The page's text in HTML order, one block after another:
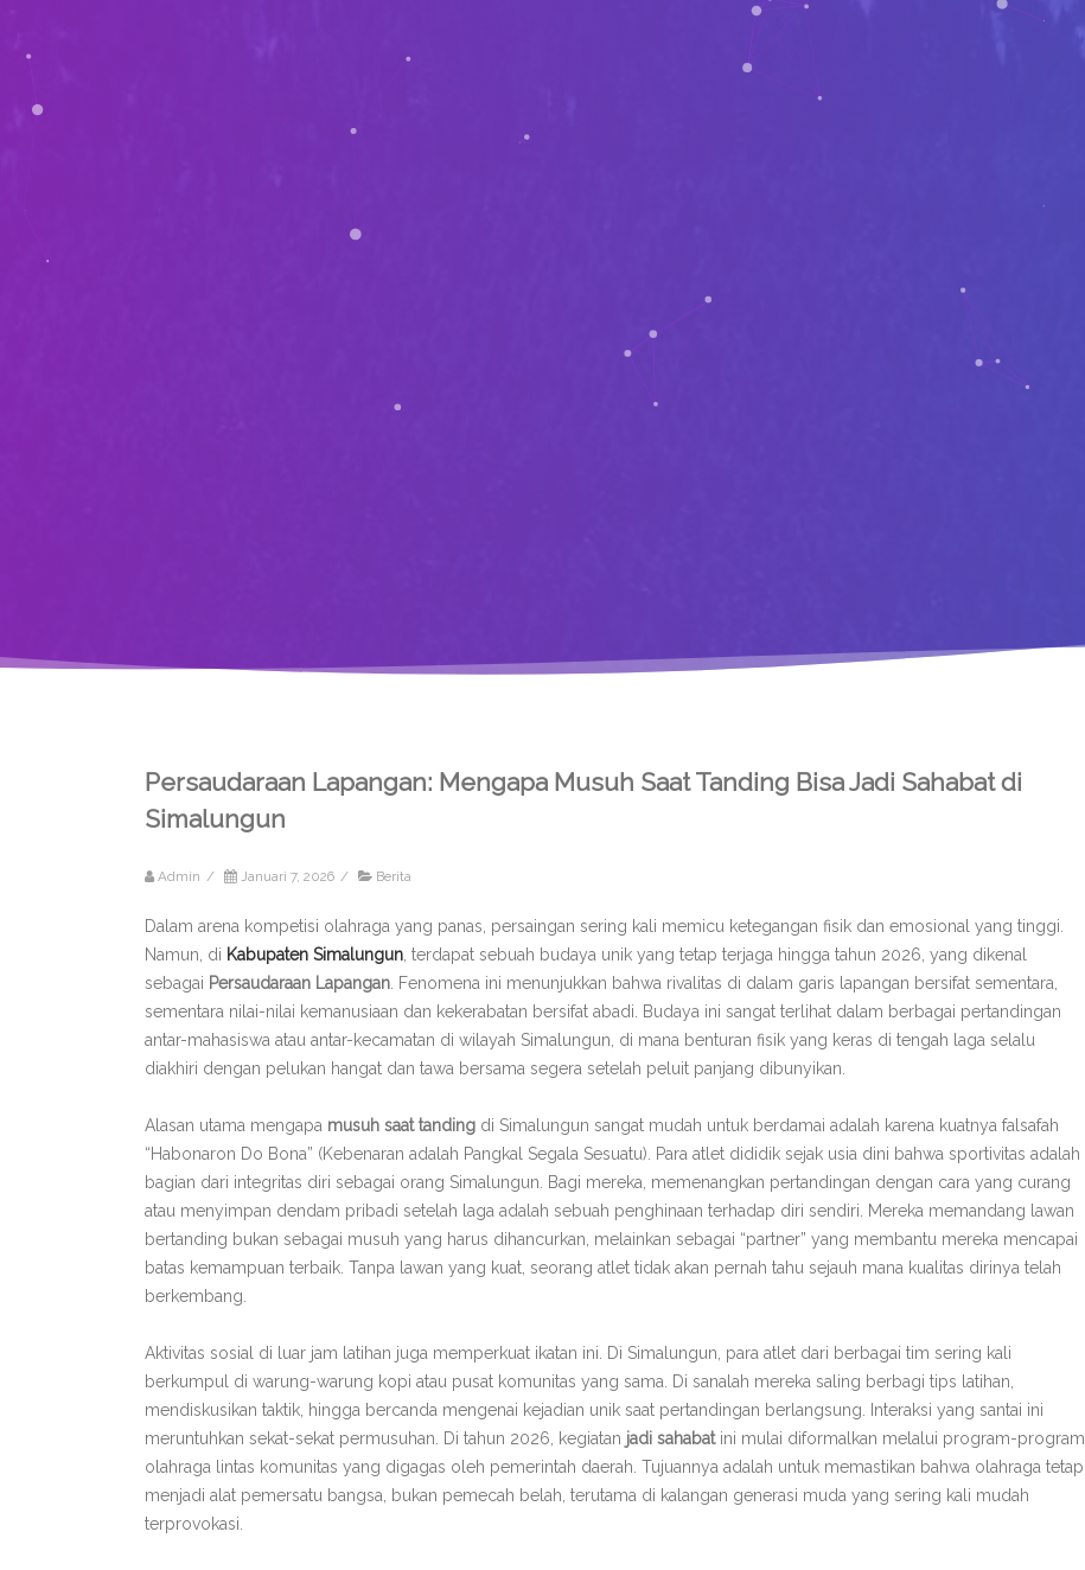
Persaudaraan Lapangan: Mengapa Musuh Saat Tanding Bisa Jadi Sahabat di
Simalungun
Admin / Januari 7, 2026 / Berita
Dalam arena kompetisi olahraga yang panas, persaingan sering kali memicu ketegangan fisik dan emosional yang tinggi.
Namun, di Kabupaten Simalungun , terdapat sebuah budaya unik yang tetap terjaga hingga tahun 2026, yang dikenal
sebagai Persaudaraan Lapangan . Fenomena ini menunjukkan bahwa rivalitas di dalam garis lapangan bersifat sementara,
sementara nilai-nilai kemanusiaan dan kekerabatan bersifat abadi. Budaya ini sangat terlihat dalam berbagai pertandingan
antar-mahasiswa atau antar-kecamatan di wilayah Simalungun, di mana benturan fisik yang keras di tengah laga selalu
diakhiri dengan pelukan hangat dan tawa bersama segera setelah peluit panjang dibunyikan.
Alasan utama mengapa musuh saat tanding di Simalungun sangat mudah untuk berdamai adalah karena kuatnya falsafah
“Habonaron Do Bona” (Kebenaran adalah Pangkal Segala Sesuatu). Para atlet dididik sejak usia dini bahwa sportivitas adalah
bagian dari integritas diri sebagai orang Simalungun. Bagi mereka, memenangkan pertandingan dengan cara yang curang
atau menyimpan dendam pribadi setelah laga adalah sebuah penghinaan terhadap diri sendiri. Mereka memandang lawan
bertanding bukan sebagai musuh yang harus dihancurkan, melainkan sebagai “partner” yang membantu mereka mencapai
batas kemampuan terbaik. Tanpa lawan yang kuat, seorang atlet tidak akan pernah tahu sejauh mana kualitas dirinya telah
berkembang.
Aktivitas sosial di luar jam latihan juga memperkuat ikatan ini. Di Simalungun, para atlet dari berbagai tim sering kali
berkumpul di warung-warung kopi atau pusat komunitas yang sama. Di sanalah mereka saling berbagi tips latihan,
mendiskusikan taktik, hingga bercanda mengenai kejadian unik saat pertandingan berlangsung. Interaksi yang santai ini
meruntuhkan sekat-sekat permusuhan. Di tahun 2026, kegiatan jadi sahabatini mulai diformalkan melalui program-program
olahraga lintas komunitas yang digagas oleh pemerintah daerah. Tujuannya adalah untuk memastikan bahwa olahraga tetap
menjadi alat pemersatu bangsa, bukan pemecah belah, terutama di kalangan generasi muda yang sering kali mudah
terprovokasi.